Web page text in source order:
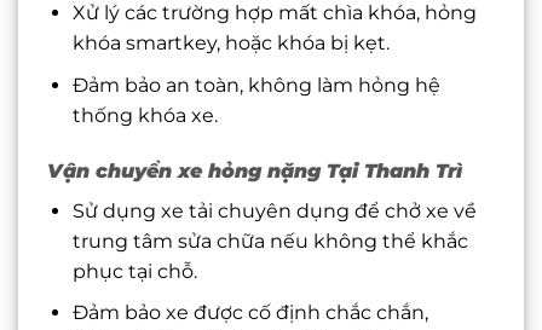
Xử lý các trường hợp mất chìa khóa, hỏng
khóa smartkey, hoặc khóa bị kẹt.
Đảm bảo an toàn, không làm hỏng hệ
thống khóa xe.
Vận chuyển xe hỏng nặng Tại Thanh Trì
Sử dụng xe tải chuyên dụng để chở xe về
trung tâm sửa chữa nếu không thể khắc
phục tại chỗ.
Đảm bảo xe được cố định chắc chắn,